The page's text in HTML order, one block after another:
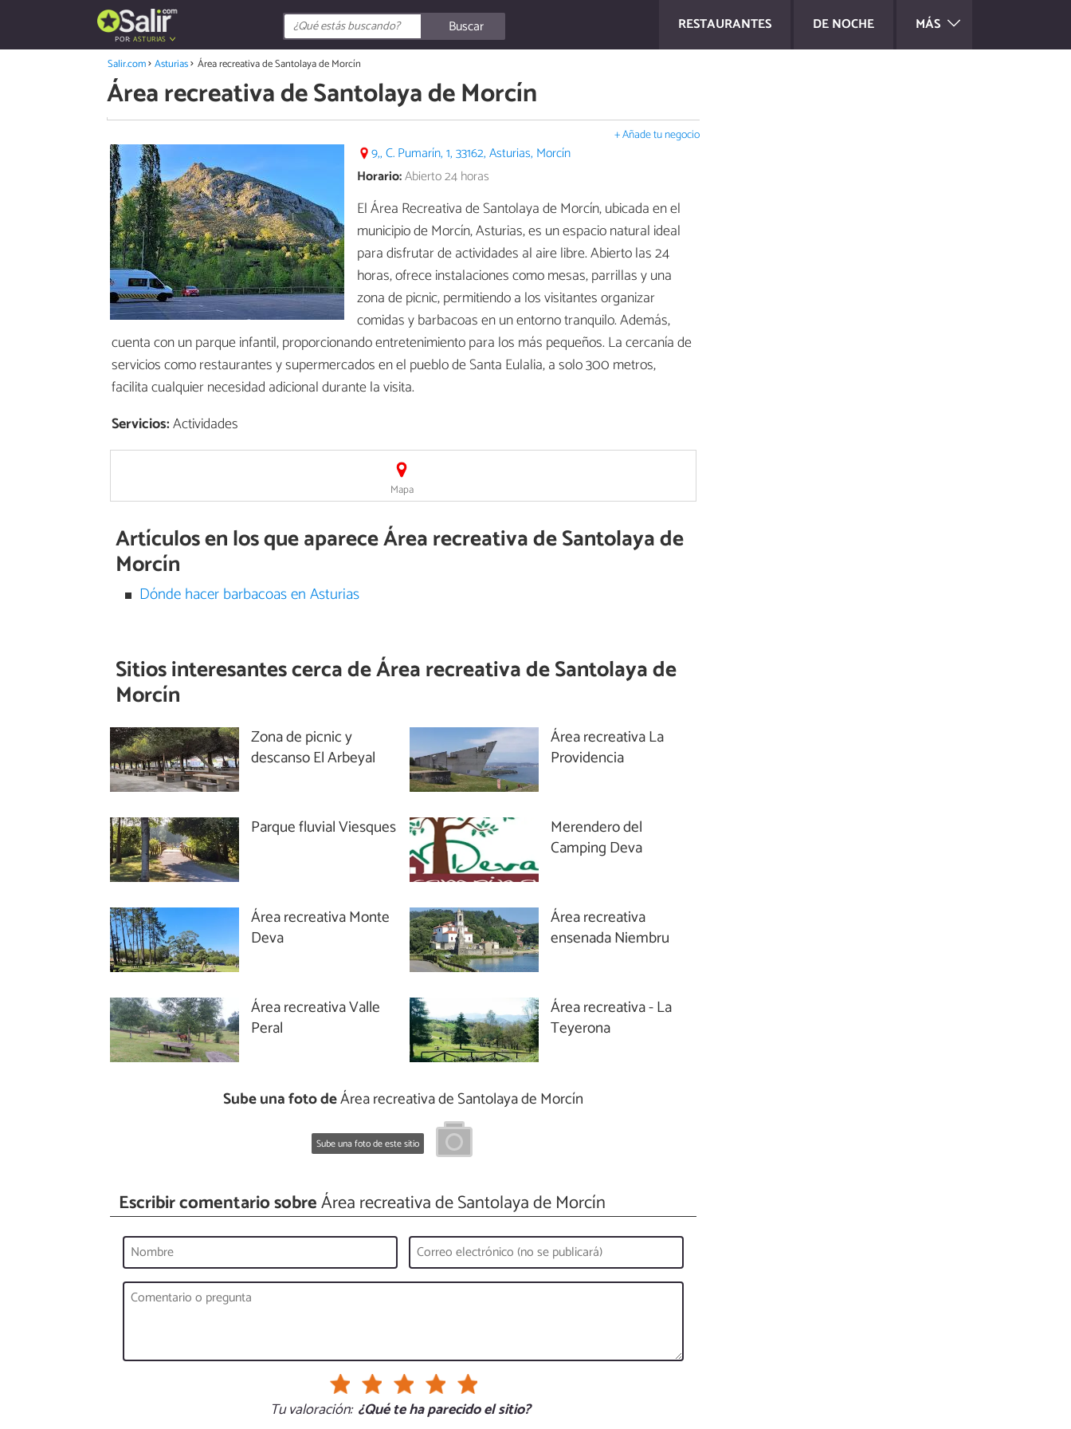
RESTAURANTES DE NOCHE MÁS
POR:ASTURIAS
Buscar
Salir.com Asturias Área recreativa de Santolaya de Morcín
Área recreativa de Santolaya de Morcín
+ Añade tu negocio
9,, C. Pumarín, 1, 33162, Asturias, Morcín
Horario:Abierto 24 horas
El Área Recreativa de Santolaya de Morcín, ubicada en el
municipio de Morcín, Asturias, es un espacio natural ideal
para disfrutar de actividades al aire libre. Abierto las 24
horas, ofrece instalaciones como mesas, parrillas y una
zona de picnic, permitiendo a los visitantes organizar
comidas y barbacoas en un entorno tranquilo. Además,
cuenta con un parque infantil, proporcionando entretenimiento para los más pequeños. La cercanía de
servicios como restaurantes y supermercados en el pueblo de Santa Eulalia, a solo 300 metros,
facilita cualquier necesidad adicional durante la visita.
Servicios:Actividades
Mapa
Artículos en los que aparece Área recreativa de Santolaya de
Morcín
Dónde hacer barbacoas en Asturias
Sitios interesantes cerca deÁrea recreativa de Santolaya de
Morcín
Zona de picnic y
descanso El Arbeyal
Área recreativa La
Providencia
Parque fluvial Viesques
Merendero del
Camping Deva
Área recreativa Monte
Deva
Área recreativa
ensenada Niembru
Área recreativa Valle
Peral
Área recreativa - La
Teyerona
Sube una foto deÁrea recreativa de Santolaya de Morcín
Sube una foto de este sitio
Escribir comentario sobreÁrea recreativa de Santolaya de Morcín
Tu valoración: ¿Qué te ha parecido el sitio?